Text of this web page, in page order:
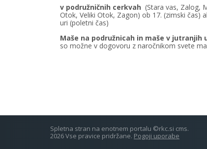
v podružničnih cerkvah (Stara vas, Zalog,
Otok, Veliki Otok, Zagon) ob 17. (zimski čas)
uri (poletni čas)
Maše na podružnicah in maše v jutranjih
so možne v dogovoru z naročnikom svete
Spletna stran na enotnem portalu ©rkc.si cms.
2026 Vse pravice pridržane. Pogoji uporabe